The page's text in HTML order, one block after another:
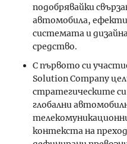
подобрявайки
автомобила,
системата и
средство.
С първото си
Solution Company
стратегическите
глобални
контекста на